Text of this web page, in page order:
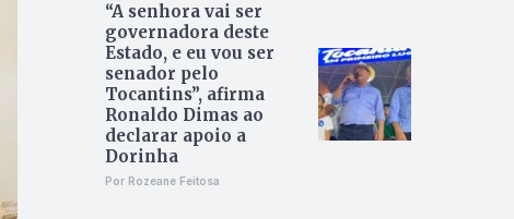
“A senhora vai ser
governadora deste
Estado, e eu vou ser
senador pelo
Tocantins”, afirma
Ronaldo Dimas ao
declarar apoio a
Dorinha
Por Rozeane Feitosa